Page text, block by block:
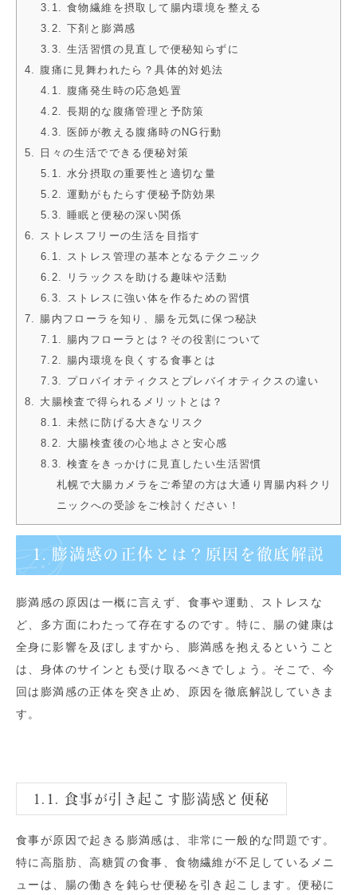
3.1. 食物繊維を摂取して腸内環境を整える
3.2. 下剤と膨満感
3.3. 生活習慣の見直しで便秘知らずに
4. 腹痛に見舞われたら？具体的対処法
4.1. 腹痛発生時の応急処置
4.2. 長期的な腹痛管理と予防策
4.3. 医師が教える腹痛時のNG行動
5. 日々の生活でできる便秘対策
5.1. 水分摂取の重要性と適切な量
5.2. 運動がもたらす便秘予防効果
5.3. 睡眠と便秘の深い関係
6. ストレスフリーの生活を目指す
6.1. ストレス管理の基本となるテクニック
6.2. リラックスを助ける趣味や活動
6.3. ストレスに強い体を作るための習慣
7. 腸内フローラを知り、腸を元気に保つ秘訣
7.1. 腸内フローラとは？その役割について
7.2. 腸内環境を良くする食事とは
7.3. プロバイオティクスとプレバイオティクスの違い
8. 大腸検査で得られるメリットとは？
8.1. 未然に防げる大きなリスク
8.2. 大腸検査後の心地よさと安心感
8.3. 検査をきっかけに見直したい生活習慣
札幌で大腸カメラをご希望の方は大通り胃腸内科クリ
ニックへの受診をご検討ください！
1. 膨満感の正体とは？原因を徹底解説
膨満感の原因は一概に言えず、食事や運動、ストレスな
ど、多方面にわたって存在するのです。特に、腸の健康は
全身に影響を及ぼしますから、膨満感を抱えるということ
は、身体のサインとも受け取るべきでしょう。そこで、今
回は膨満感の正体を突き止め、原因を徹底解説していきま
す。
1.1. 食事が引き起こす膨満感と便秘
食事が原因で起きる膨満感は、非常に一般的な問題です。
特に高脂肪、高糖質の食事、食物繊維が不足しているメニ
ューは、腸の働きを鈍らせ便秘を引き起こします。便秘に